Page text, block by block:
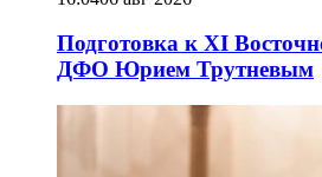
Подготовка к XI
ДФО Юрием Трутневым